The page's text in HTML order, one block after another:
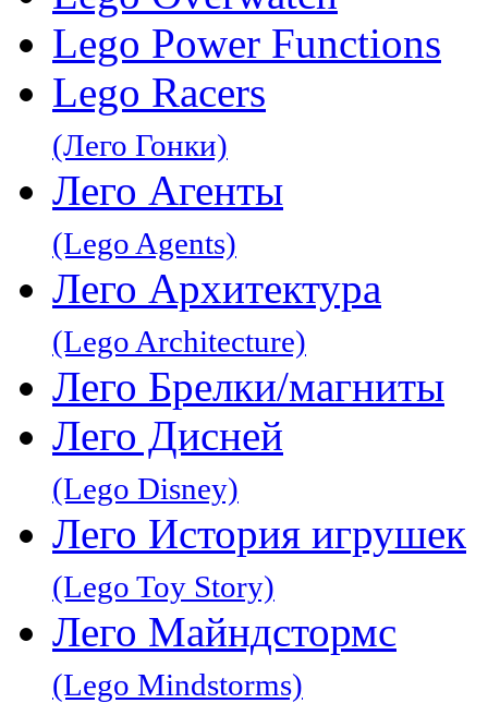
Lego Power Functions
Lego Racers
(Лего Гонки)
Лего Агенты
(Lego Agents)
Лего Архитектура
(Lego Architecture)
Лего Брелки/магниты
Лего Дисней
(Lego Disney)
Лего История игрушек
(Lego Toy Story)
Лего Майндстормс
(Lego Mindstorms)